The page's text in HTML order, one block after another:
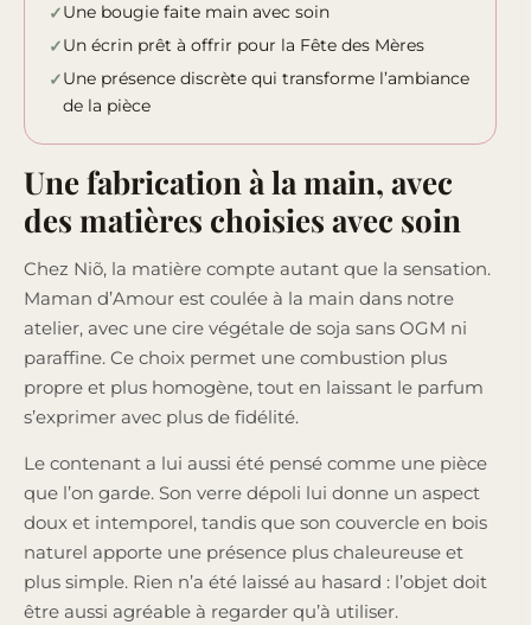
Une bougie faite main avec soin
Un écrin prêt à offrir pour la Fête des Mères
Une présence discrète qui transforme l’ambiance
de la pièce
Une fabrication à la main, avec
des matières choisies avec soin
Chez Niõ, la matière compte autant que la sensation.
Maman d’Amour est coulée à la main dans notre
atelier, avec une cire végétale de soja sans OGM ni
paraffine. Ce choix permet une combustion plus
propre et plus homogène, tout en laissant le parfum
s’exprimer avec plus de fidélité.
Le contenant a lui aussi été pensé comme une pièce
que l’on garde. Son verre dépoli lui donne un aspect
doux et intemporel, tandis que son couvercle en bois
naturel apporte une présence plus chaleureuse et
plus simple. Rien n’a été laissé au hasard : l’objet doit
être aussi agréable à regarder qu’à utiliser.